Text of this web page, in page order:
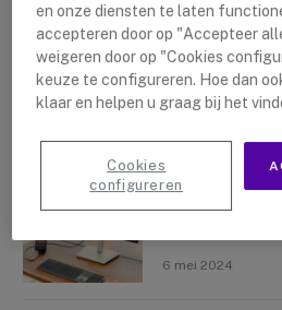
Nieuwste artikelen
Logitech Sight:
Crosscall X-
6 mei 2024
en onze diensten te laten
accepteren door op "Accepteer
weigeren door op "Cookies
keuze te configureren. Hoe dan
klaar en helpen u graag bij het
Cookies
configureren